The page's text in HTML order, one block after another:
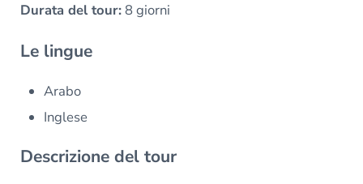
Durata del tour:8 giorni
Le lingue
Arabo
Inglese
Descrizione del tour